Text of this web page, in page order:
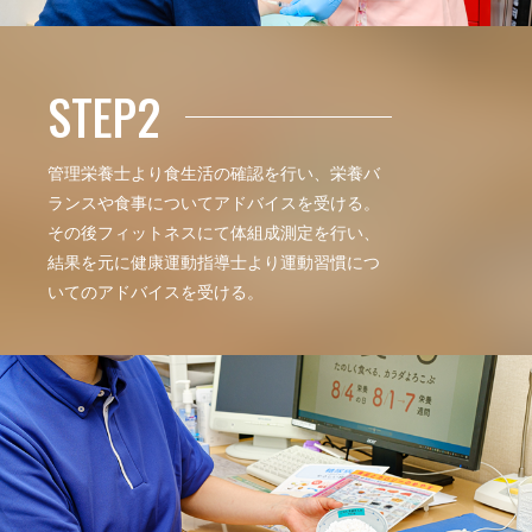
STEP2
管理栄養士より食生活の確認を行い、栄養バ
ランスや食事についてアドバイスを受ける。
その後フィットネスにて体組成測定を行い、
結果を元に健康運動指導士より運動習慣につ
いてのアドバイスを受ける。